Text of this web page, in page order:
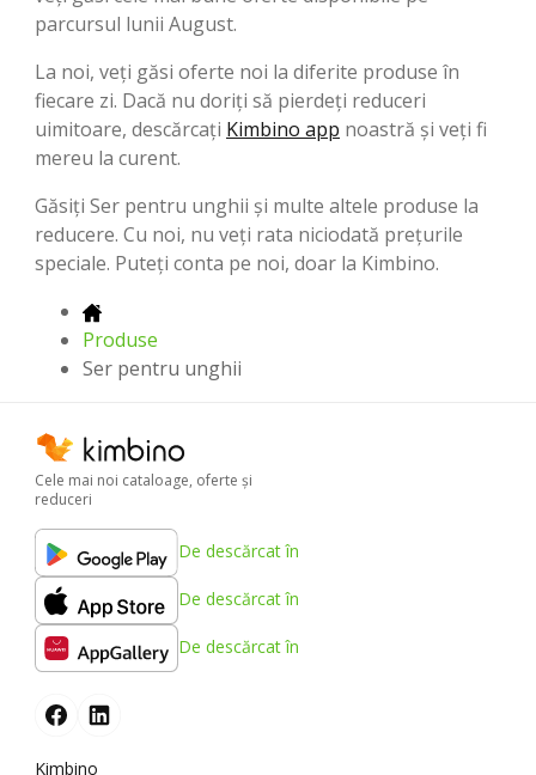
parcursul lunii August.
La noi, veți găsi oferte noi la diferite produse în
fiecare zi. Dacă nu doriți să pierdeți reduceri
uimitoare, descărcați Kimbino app noastră și veți fi
mereu la curent.
Găsiți Ser pentru unghii și multe altele produse la
reducere. Cu noi, nu veți rata niciodată preţurile
speciale. Puteți conta pe noi, doar la Kimbino.
Produse
Ser pentru unghii
Cele mai noi cataloage, oferte şi
reduceri
De descărcat în
De descărcat în
De descărcat în
Kimbino